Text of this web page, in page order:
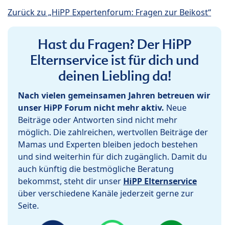
Zurück zu „HiPP Expertenforum: Fragen zur Beikost“
Hast du Fragen? Der HiPP
Elternservice ist für dich und
deinen Liebling da!
Nach vielen gemeinsamen Jahren betreuen wir
unser HiPP Forum nicht mehr aktiv. Neue
Beiträge oder Antworten sind nicht mehr
möglich. Die zahlreichen, wertvollen Beiträge der
Mamas und Experten bleiben jedoch bestehen
und sind weiterhin für dich zugänglich. Damit du
auch künftig die bestmögliche Beratung
bekommst, steht dir unser HiPP Elternservice
über verschiedene Kanäle jederzeit gerne zur
Seite.